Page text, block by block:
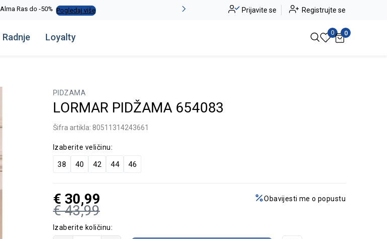
Alma Ras do -50% Pogledaj više Novo u ponudi - Jadea Pogledaj više
Prijavite se Registrujte se
Radnje Loyalty 0 0
PIDZAMA
LORMAR PIDŽAMA 654083
Šifra artikla: 80511314243661
Izaberite veličinu:
38 40 42 44 46
€ 43,99
€ 30,99 Obavijesti me o popustu
Izaberite količinu: